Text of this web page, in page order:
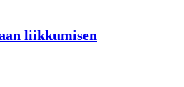
liikkumisen